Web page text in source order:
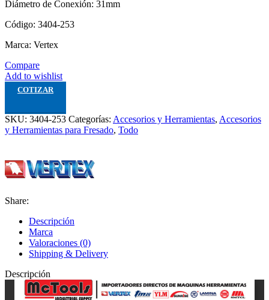
Diámetro de Conexión: 31mm
Código: 3404-253
Marca: Vertex
Compare
Add to wishlist
COTIZAR
SKU: 3404-253 Categorías: Accesorios y Herramientas, Accesorios
y Herramientas para Fresado, Todo
Share:
Descripción
Marca
Valoraciones (0)
Shipping & Delivery
Descripción